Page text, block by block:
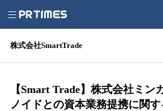
株式会社SmartTrade
【Smart Trade】株式会社ミン
ノイドとの資本業務提携に関